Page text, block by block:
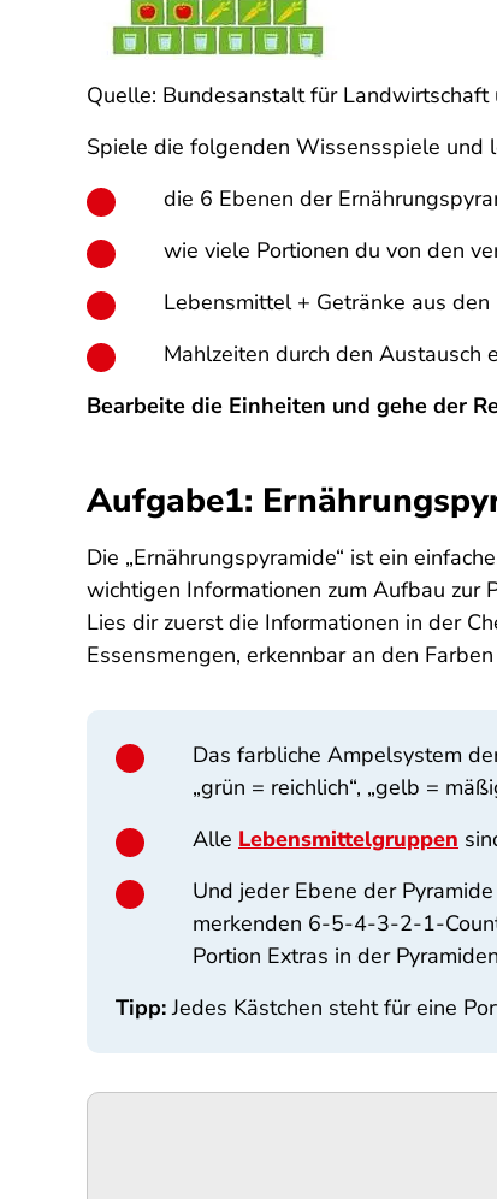
Quelle: Bundesanstalt für Landwirtschaft
Spiele die folgenden Wissensspiele und
die 6 Ebenen der
wie viele Portionen du von den
Lebensmittel + Getränke aus
Mahlzeiten durch den Austausch
Bearbeite die Einheiten und gehe der
Aufgabe1:
Die „Ernährungspyramide“ ist ein
wichtigen Informationen zum Aufbau zur
Lies dir zuerst die Informationen in der
Essensmengen, erkennbar an den
Das farbliche Ampelsystem
„grün = reichlich“, „gelb =
Alle Lebensmittelgruppen
Und jeder Ebene der
merkenden 6-5-4-3-2-1-
Portion Extras in der
Tipp:Jedes Kästchen steht für eine
SPA